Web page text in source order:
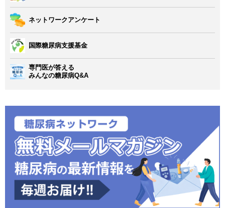
ネットワークアンケート
国際糖尿病支援基金
専門医が答える
みんなの糖尿病Q&A